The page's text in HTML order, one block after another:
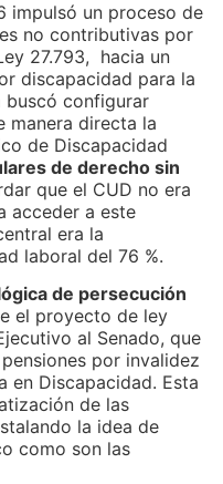
impulsó un proceso de
no contributivas por
27.793, hacia un
discapacidad para la
buscó configurar
manera directa la
de Discapacidad
de derecho sin
que el CUD no era
acceder a este
era la
laboral del 76 %.
de persecución
el proyecto de ley
al Senado, que
por invalidez
en Discapacidad. Esta
de las
la idea de
como son las